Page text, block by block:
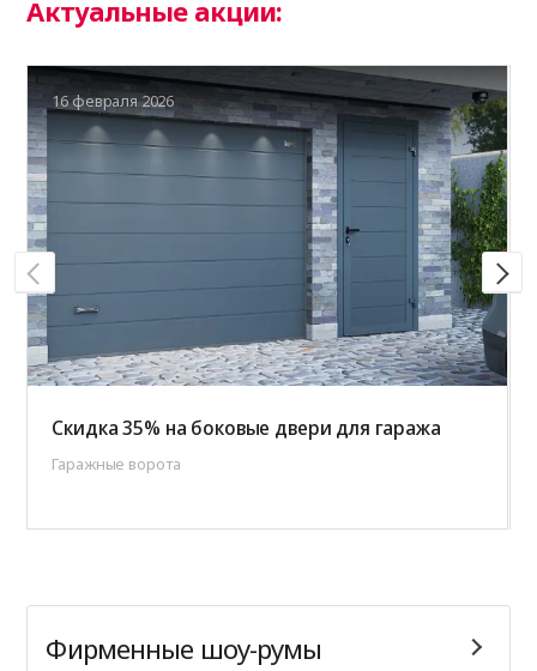
Актуальные акции:
Скидка 35% на боковые двери для гаража
Гаражные ворота
16 февраля 2026
Фирменные шоу-румы